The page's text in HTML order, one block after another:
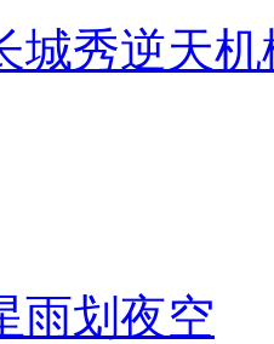
城秀逆天机
雨划夜空